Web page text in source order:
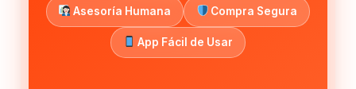
Asesoría Humana Compra Segura
App Fácil de Usar